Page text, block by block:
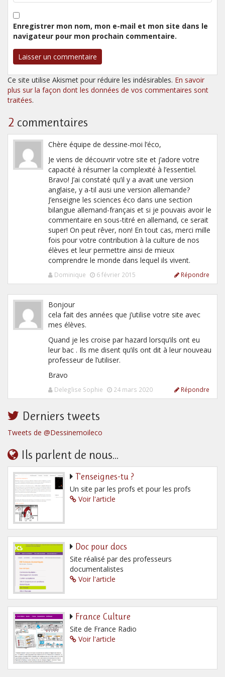
Enregistrer mon nom, mon e-mail et mon site dans le
navigateur pour mon prochain commentaire.
Ce site utilise Akismet pour réduire les indésirables. En savoir
plus sur la façon dont les données de vos commentaires sont
traitées.
2 commentaires
Chère équipe de dessine-moi l’éco,
Je viens de découvrir votre site et j’adore votre
capacité à résumer la complexité à l’essentiel.
Bravo! J’ai constaté qu’il y a avait une version
anglaise, y a-til ausi une version allemande?
J’enseigne les sciences éco dans une section
bilangue allemand-français et si je pouvais avoir le
commentaire en sous-titré en allemand, ce serait
super! On peut rêver, non! En tout cas, merci mille
fois pour votre contribution à la culture de nos
élèves et leur permettre ainsi de mieux
comprendre le monde dans lequel ils vivent.
Dominique 6 février 2015 Répondre
Bonjour
cela fait des années que j’utilise votre site avec
mes élèves.
Quand je les croise par hazard lorsqu’ils ont eu
leur bac . Ils me disent qu’ils ont dit à leur nouveau
professeur de l’utiliser.
Bravo
Deleglise Sophie 24 mars 2020 Répondre
Derniers tweets
Tweets de @Dessinemoileco
Ils parlent de nous...
T’enseignes-tu ?
Un site par les profs et pour les profs
Voir l'article
Doc pour docs
Site réalisé par des professeurs
documentalistes
Voir l'article
France Culture
Site de France Radio
Voir l'article